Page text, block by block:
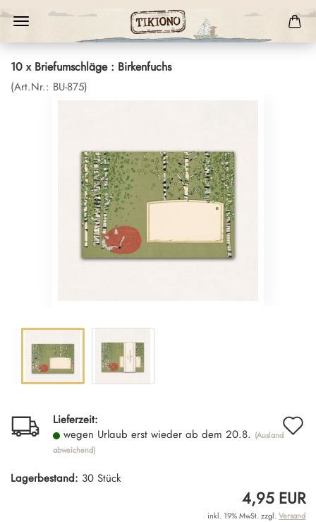
10 x Briefumschläge : Birkenfuchs
(Art.Nr.: BU-875)
Lieferzeit:
wegen Urlaub erst wieder ab dem 20.8. (Ausland
abweichend)
Lagerbestand: 30 Stück
4,95 EUR
inkl. 19% MwSt. zzgl. Versand